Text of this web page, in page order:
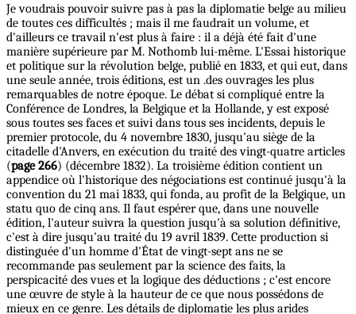
Je voudrais pouvoir suivre pas à pas la diplomatie belge au milieu
de toutes ces difficultés ; mais il me faudrait un volume, et
d'ailleurs ce travail n'est plus à faire : il a déjà été fait d'une
manière supérieure par M. Nothomb lui-même. L'Essai historique
et politique sur la révolution belge, publié en 1833, et qui eut, dans
une seule année, trois éditions, est un .des ouvrages les plus
remarquables de notre époque. Le débat si compliqué entre la
Conférence de Londres, la Belgique et la Hollande, y est exposé
sous toutes ses faces et suivi dans tous ses incidents, depuis le
premier protocole, du 4 novembre 1830, jusqu'au siège de la
citadelle d'Anvers, en exécution du traité des vingt-quatre articles
(page 266) (décembre 1832). La troisième édition contient un
appendice où l'historique des négociations est continué jusqu'à la
convention du 21 mai 1833, qui fonda, au profit de la Belgique, un
statu quo de cinq ans. Il faut espérer que, dans une nouvelle
édition, l'auteur suivra la question jusqu'à sa solution définitive,
c'est à dire jusqu'au traité du 19 avril 1839. Cette production si
distinguée d'un homme d'État de vingt-sept ans ne se
recommande pas seulement par la science des faits, la
perspicacité des vues et la logique des déductions ; c'est encore
une œuvre de style à la hauteur de ce que nous possédons de
mieux en ce genre. Les détails de diplomatie les plus arides